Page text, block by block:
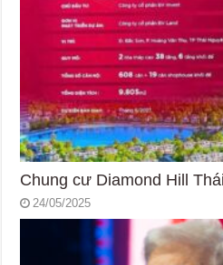
Chung cư Diamond Hill
24/05/2025